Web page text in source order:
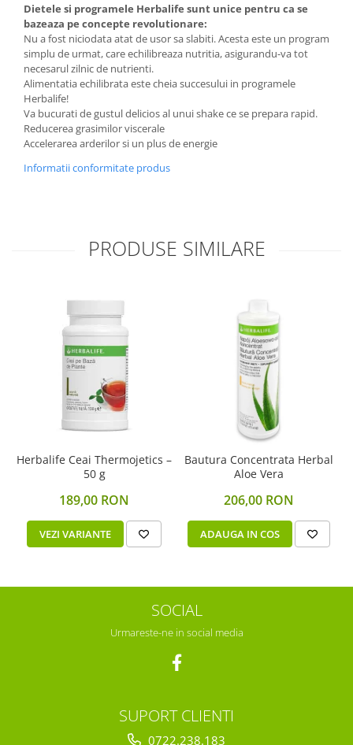
Dietele si programele Herbalife sunt unice pentru ca se
bazeaza pe concepte revolutionare:
Nu a fost niciodata atat de usor sa slabiti. Acesta este un program
simplu de urmat, care echilibreaza nutritia, asigurandu-va tot
necesarul zilnic de nutrienti.
Alimentatia echilibrata este cheia succesului in programele
Herbalife!
Va bucurati de gustul delicios al unui shake ce se prepara rapid.
Reducerea grasimilor viscerale
Accelerarea arderilor si un plus de energie
Informatii conformitate produs
PRODUSE SIMILARE
Herbalife Ceai Thermojetics –
50 g
189,00 RON
VEZI VARIANTE
Bautura Concentrata Herbal
Aloe Vera
206,00 RON
ADAUGA IN COS
SOCIAL
Urmareste-ne in social media
SUPORT CLIENTI
0722.238.183